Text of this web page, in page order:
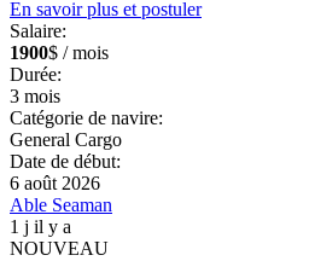
En savoir plus et postuler
Salaire:
1900$ / mois
Durée:
3 mois
Catégorie de navire:
General Cargo
Date de début:
6 août 2026
Able Seaman
1 j il y a
NOUVEAU